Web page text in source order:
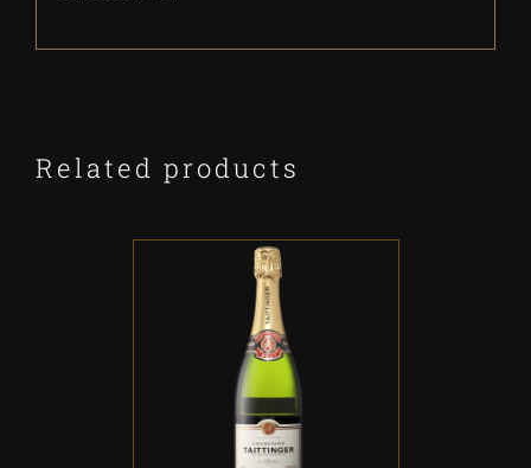
Related products
ADD TO CART DETALLES